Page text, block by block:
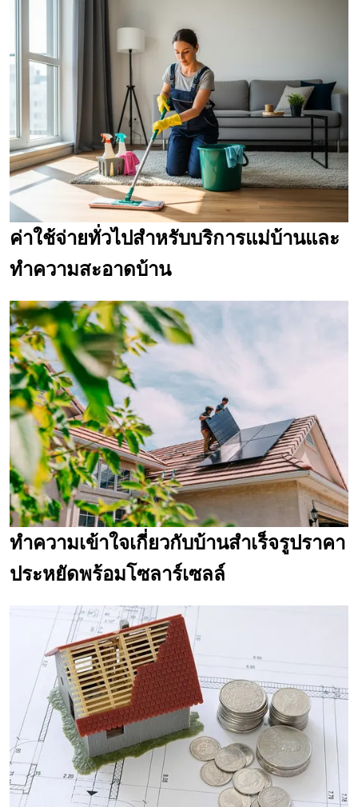
ค่าใช้จ่ายทั่วไปสำหรับบริการแม่บ้านและ
ทำความสะอาดบ้าน
ทำความเข้าใจเกี่ยวกับบ้านสำเร็จรูปราคา
ประหยัดพร้อมโซลาร์เซลล์